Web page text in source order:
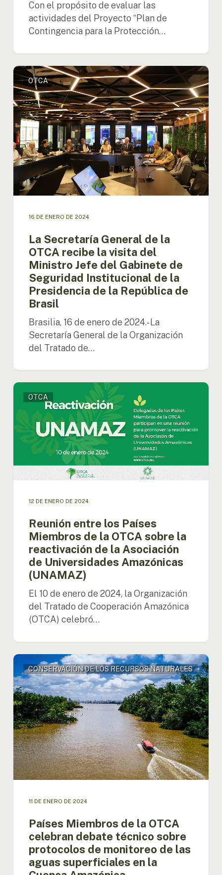
Con el propósito de evaluar las
actividades del Proyecto “Plan de
Contingencia para la Protección…
La
Secretaría
General
de
la
OTCA
recibe
la
visita
del
Ministro
Jefe
Seguridad
Institucional
Presidencia
República
Brasil
OTCA
16 DE ENERO DE 2024
La Secretaría General de la
OTCA recibe la visita del
Ministro Jefe del Gabinete de
Seguridad Institucional de la
Presidencia de la República de
Brasil
Brasilia, 16 de enero de 2024.- La
Secretaría General de la Organización
del Tratado de…
Reunión
entre
los
Países
Miembros
de
OTCA
sobre
Asociación
Universidades
Amazónicas
(UNAMAZ)
OTCA
12 DE ENERO DE 2024
Reunión entre los Países
Miembros de la OTCA sobre la
reactivación de la Asociación
de Universidades Amazónicas
(UNAMAZ)
El 10 de enero de 2024, la Organización
del Tratado de Cooperación Amazónica
(OTCA) celebró…
Países
Miembros
de
la
OTCA
celebran
debate
técnico
sobre
protocolos
de
monitoreo
superficiales
Cuenca
Amazónica
CONSERVACIÓN DE LOS RECURSOS NATURALES
11 DE ENERO DE 2024
Países Miembros de la OTCA
celebran debate técnico sobre
protocolos de monitoreo de las
aguas superficiales en la